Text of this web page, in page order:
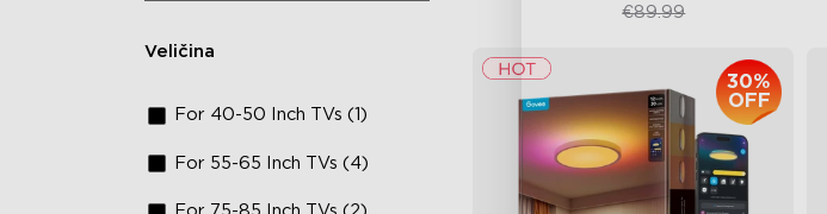
Veličina
For 40-50 Inch TVs (1)
For 55-65 Inch TVs (4)
€67.50€89.99
30%
OFF